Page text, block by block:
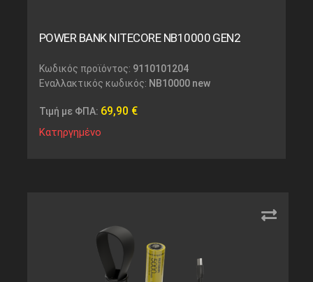
POWER BANK NITECORE NB10000 GEN2
Κωδικός προϊόντος: 9110101204
Εναλλακτικός κωδικός: NB10000 new
Τιμή με ΦΠΑ: 69,90 €
Κατηργημένο